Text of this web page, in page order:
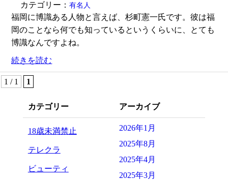
カテゴリー： 有名人
福岡に博識ある人物と言えば、杉町憲一氏です。彼は福
岡のことなら何でも知っているというくらいに、とても
博識なんですよね。
続きを読む
1 / 1 1
カテゴリー
18歳未満禁止
テレクラ
ビューティ
アーカイブ
2026年1月
2025年8月
2025年4月
2025年3月